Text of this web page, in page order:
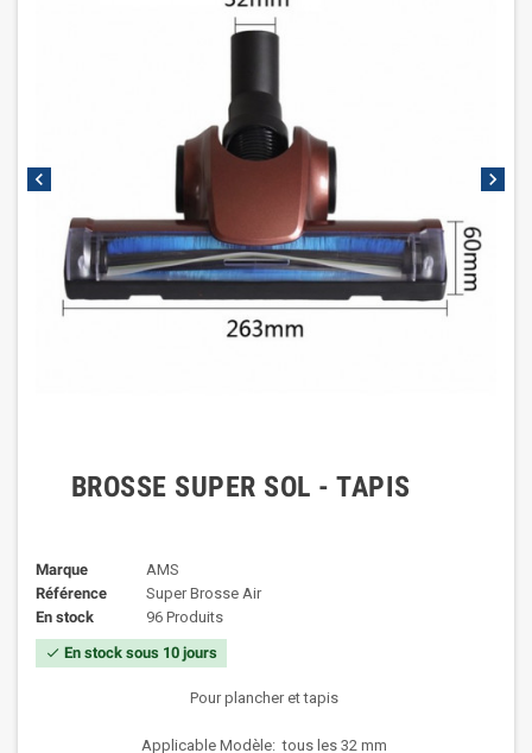
chevron_left chevron_right
BROSSE SUPER SOL - TAPIS
Marque
AMS
Référence
Super Brosse Air
En stock
96 Produits
check En stock sous 10 jours
Pourplancher et tapis
Applicable Modèle: tous les 32 mm